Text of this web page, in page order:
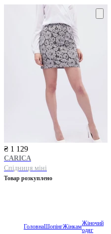
₴ 1 129
CARICA
Спідниця міні
Товар розкуплено
ГоловнаШопінгЖінкамЖіночий
одяг